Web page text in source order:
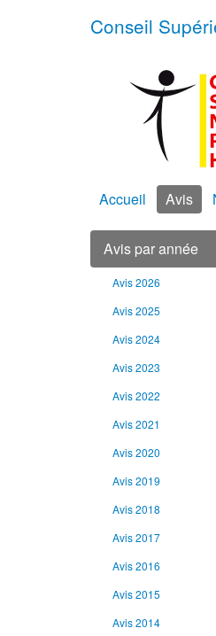
Conseil
Accueil Avis
Avis par année
Avis 2026
Avis 2025
Avis 2024
Avis 2023
Avis 2022
Avis 2021
Avis 2020
Avis 2019
Avis 2018
Avis 2017
Avis 2016
Avis 2015
Avis 2014